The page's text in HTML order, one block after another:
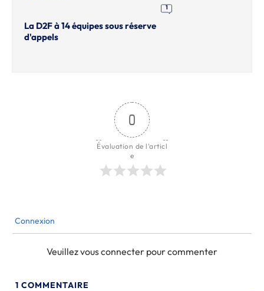
1
La D2F à 14 équipes sous réserve
d'appels
0
Évaluation de l'articl
e
Connexion
Veuillez vous connecter pour commenter
1 COMMENTAIRE